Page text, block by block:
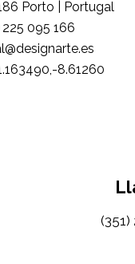
Porto | Portugal
225 095 166
8.61260
(351)